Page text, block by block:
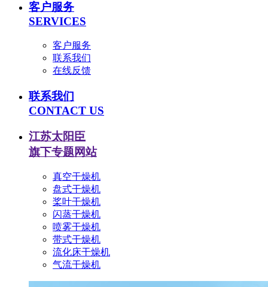
客户服务
SERVICES
客户服务
联系我们
在线反馈
联系我们
CONTACT US
江苏太阳臣
旗下专题网站
真空干燥机
盘式干燥机
桨叶干燥机
闪蒸干燥机
喷雾干燥机
带式干燥机
流化床干燥机
气流干燥机